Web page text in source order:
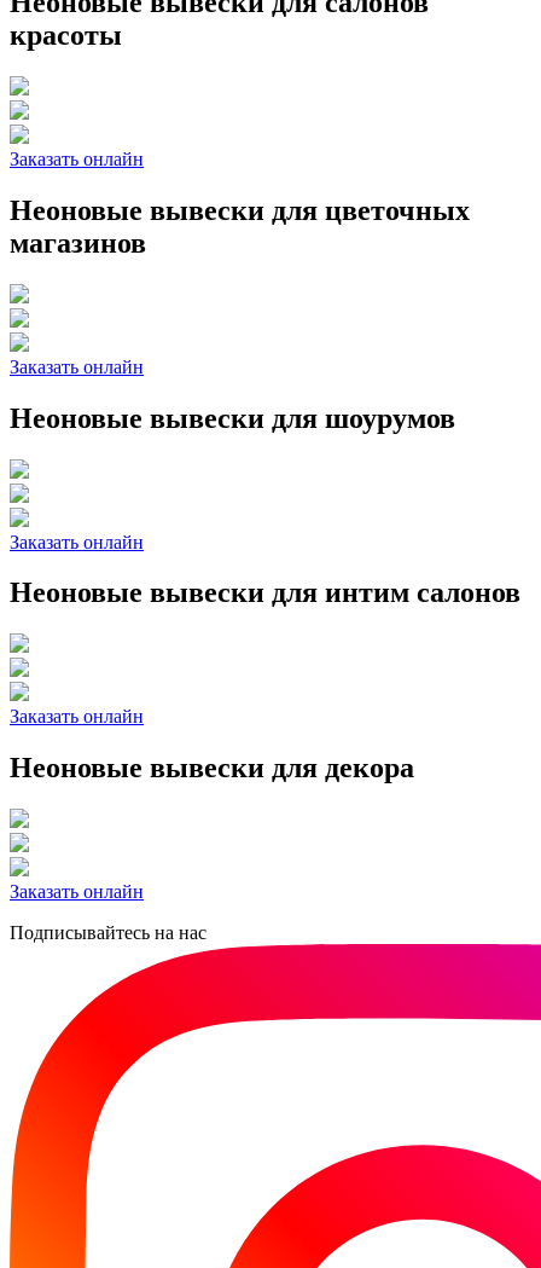
красоты
Заказать онлайн
Неоновые вывески для цветочных
магазинов
Заказать онлайн
Неоновые вывески для шоурумов
Заказать онлайн
Неоновые вывески для интим салонов
Заказать онлайн
Неоновые вывески для декора
Заказать онлайн
Подписывайтесь на нас